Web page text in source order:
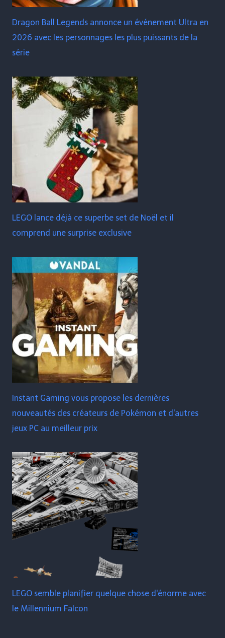
Dragon Ball Legends annonce un événement Ultra en
2026 avec les personnages les plus puissants de la
série
LEGO lance déjà ce superbe set de Noël et il
comprend une surprise exclusive
Instant Gaming vous propose les dernières
nouveautés des créateurs de Pokémon et d'autres
jeux PC au meilleur prix
LEGO semble planifier quelque chose d'énorme avec
le Millennium Falcon